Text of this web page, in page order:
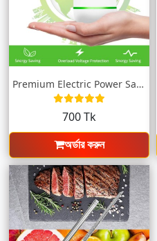
Premium Electric Power Saver
700 Tk
অর্ডার করুন